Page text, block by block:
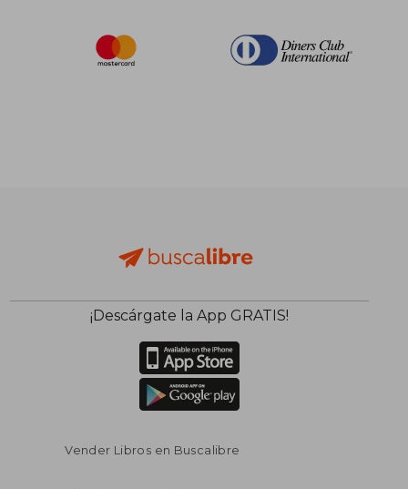
40% $ 160.86
$ 96.52
45%
dcto.
¡Descárgate la App GRATIS!
Vender Libros en Buscalibre